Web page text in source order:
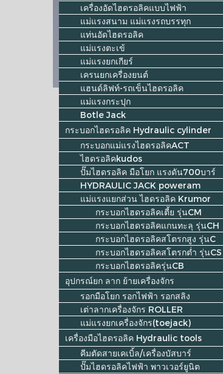
เครื่องอัดไฮดรอลิคแบบไฟฟ้า
แม่แรงสนาม แม่แรงรถบรรทุก
แท่นอัดไฮดรอลิค
แม่แรงตะเข้
แม่แรงยกเกียร์
เครนยกเครื่องยนต์
แฮนด์ลิฟท์-รถเข็นไฮดรอลิค
แม่แรงกระปุก
Botle Jack
กระบอกไฮดรอลิค Hydraulic cylinder
กระบอกแม่แรงไฮดรอลิคACT
ไฮดรอลิคkudos
ปั๊มไฮดรอลิค มือโยก แรงดัน700บาร์
HYDRAULIC JACK poweram
แม่แรงแยกส่วน ไฮดรอลิค Krumor
กระบอกไฮดรอลิคเตี้ย รุ่นCM
กระบอกไฮดรอลิคแกนทะลุ รุ่นCH
กระบอกไฮดรอลิคสโตรกสูง รุ่นC
กระบอกไฮดรอลิคสโตรกต่ำ รุ่นCS
กระบอกไฮดรอลิครุ่นCB
อุปกรณ์ยก ลาก ย้ายเครื่องจักร
รอกมือโยก รอกไฟฟ้า รอกสลิง
เต่าลากเครื่องจักร ROLLER
แม่แรงยกเครื่องจักร(toejack)
เครื่องมือไฮดรอลิค Hydraulic tools
คีมตัดสายเคเบิ้ล/เครื่องบัสบาร์
ปั๊มไฮดรอลิคไฟฟ้า พาวเวอร์ยูนิต